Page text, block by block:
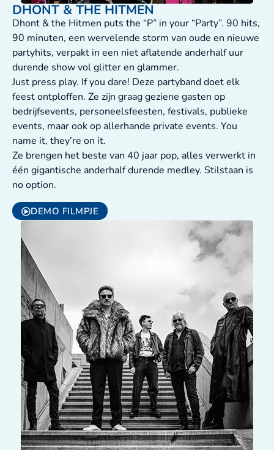
DHONT & THE HITMEN
Dhont & the Hitmen puts the “P” in your “Party”. 90 hits,
90 minuten, een wervelende storm van oude en nieuwe
partyhits, verpakt in een niet aflatende anderhalf uur
durende show vol glitter en glammer.
Just press play. If you dare! Deze partyband doet elk
feest ontploffen. Ze zijn graag geziene gasten op
bedrijfsevents, personeelsfeesten, festivals, publieke
events, maar ook op allerhande private events. You
name it, they’re on it.
Ze brengen het beste van 40 jaar pop, alles verwerkt in
één gigantische anderhalf durende medley. Stilstaan is
no option.
DEMO FILMPJE